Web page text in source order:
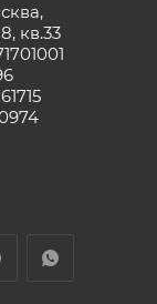
кв.33